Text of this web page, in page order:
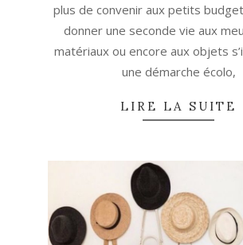
plus de convenir aux petits
donner une seconde vie aux
matériaux ou encore aux objets
une démarche écolo,
LIRE LA SUITE